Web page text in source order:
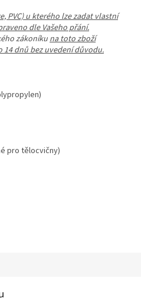
PVC) u kterého lze zadat vlastní
dle Vašeho přání.
zákoníku na toto zboží
14 dnů bez uvedení důvodu.
pro tělocvičny)